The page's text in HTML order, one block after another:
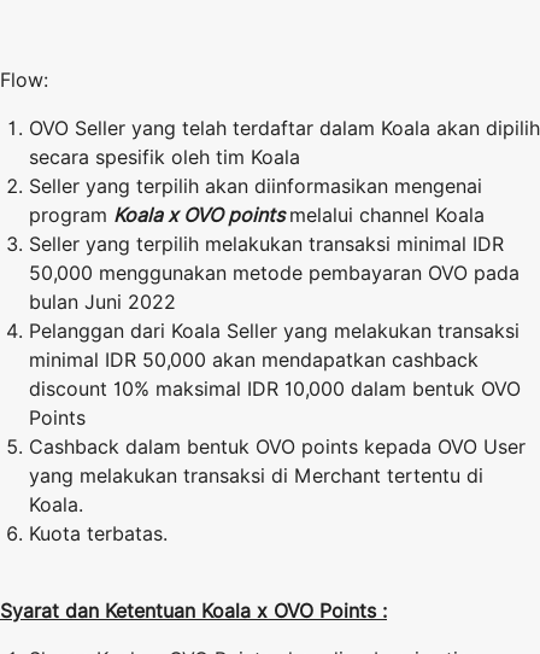
Flow:
OVO Seller yang telah terdaftar dalam Koala akan dipilih
secara spesifik oleh tim Koala
Seller yang terpilih akan diinformasikan mengenai
program Koala x OVO points melalui channel Koala
Seller yang terpilih melakukan transaksi minimal IDR
50,000 menggunakan metode pembayaran OVO pada
bulan Juni 2022
Pelanggan dari Koala Seller yang melakukan transaksi
minimal IDR 50,000 akan mendapatkan cashback
discount 10% maksimal IDR 10,000 dalam bentuk OVO
Points
Cashback dalam bentuk OVO points kepada OVO User
yang melakukan transaksi di Merchant tertentu di
Koala.
Kuota terbatas.
Syarat dan Ketentuan Koala x OVO Points :